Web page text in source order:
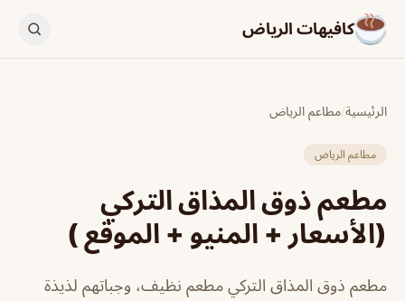
كافيهات الرياض
الرئيسية/مطاعم الرياض
مطاعم الرياض
مطعم ذوق المذاق التركي
(الأسعار + المنيو + الموقع )
مطعم ذوق المذاق التركي مطعم نظيف، وجباتهم لذيذة